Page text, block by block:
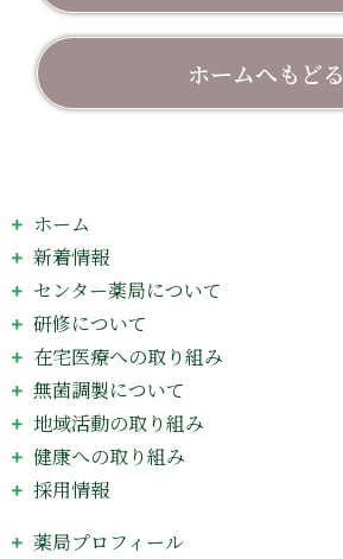
ホームへもどる
ホーム
新着情報
センター薬局について
研修について
在宅医療への取り組み
無菌調製について
地域活動の取り組み
健康への取り組み
採用情報
薬局プロフィール